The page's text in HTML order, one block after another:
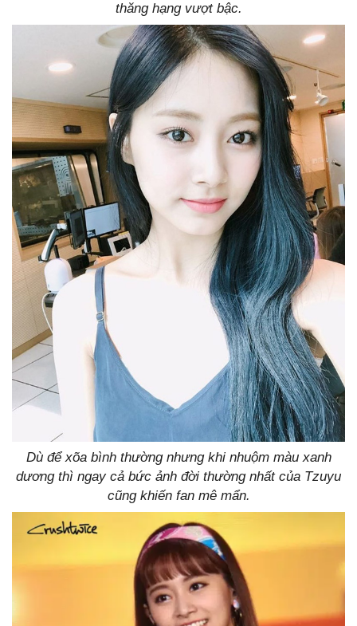
thăng hạng vượt bậc.
Dù để xõa bình thường nhưng khi nhuộm màu xanh
dương thì ngay cả bức ảnh đời thường nhất của Tzuyu
cũng khiến fan mê mẩn.